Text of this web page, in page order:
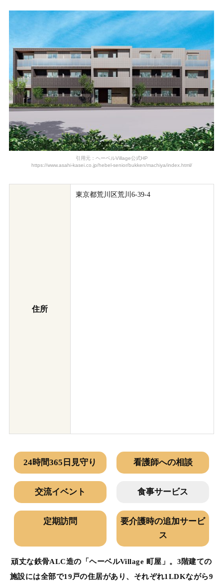
引用元：ヘーベルVillage公式HP
https://www.asahi-kasei.co.jp/hebel-senior/bukken/machiya/index.html/
住所
東京都荒川区荒川6-39-4
24時間365日見守り 看護師への相談
交流イベント 食事サービス
定期訪問
要介護時の追加サービ
ス
頑丈な鉄骨ALC造の「ヘーベルVillage 町屋」。3階建ての
施設には全部で19戸の住居があり、それぞれ1LDKながら9